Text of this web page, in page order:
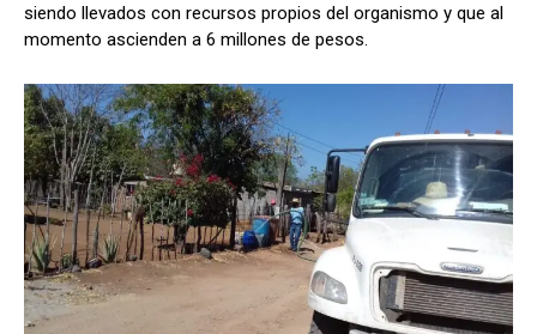
siendo llevados con recursos propios del organismo y que al
momento ascienden a 6 millones de pesos.